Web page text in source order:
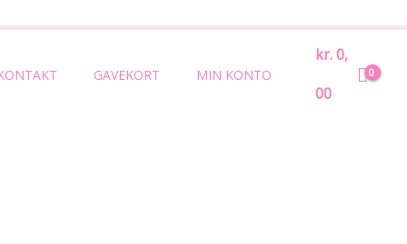
GAVEKORT MIN KONTO
kr.0,
00